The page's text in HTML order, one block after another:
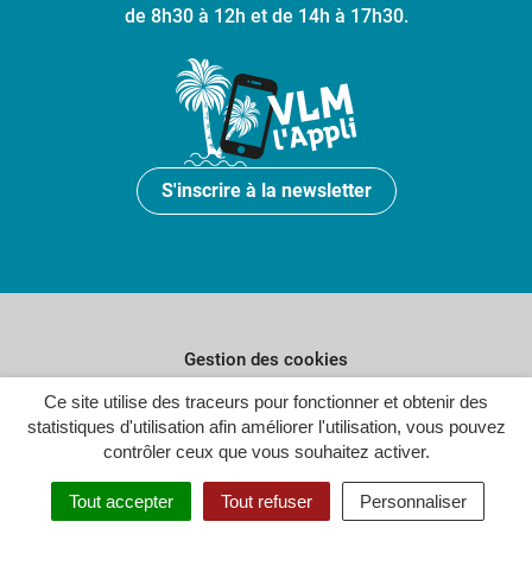
Ce site utilise des traceurs pour fonctionner et obtenir des
statistiques d'utilisation afin améliorer l'utilisation, vous pouvez
contrôler ceux que vous souhaitez activer.
Tout accepter Tout refuser Personnaliser
de 8h30 à 12h et de 14h à 17h30.
S'inscrire à la newsletter
Gestion des cookies
Plan du site
Politique de confidentialité
Crédits